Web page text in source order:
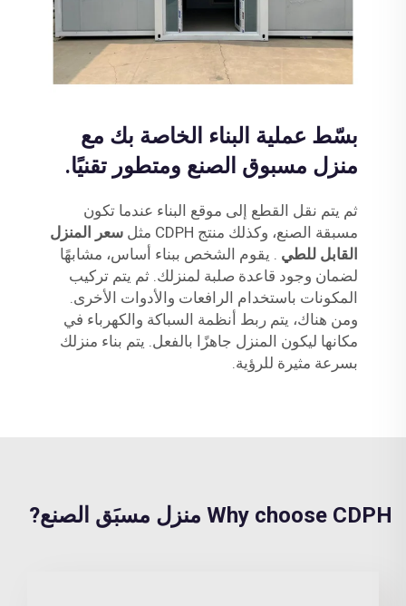
بسّط عملية البناء الخاصة بك مع
منزل مسبوق الصنع ومتطور تقنيًا.
ثم يتم نقل القطع إلى موقع البناء عندما تكون
مسبقة الصنع، وكذلك منتج CDPH مثل
سعر المنزل
القابل للطي . يقوم الشخص ببناء أساس، مشابهًا
لضمان وجود قاعدة صلبة لمنزلك. ثم يتم تركيب
المكونات باستخدام الرافعات والأدوات الأخرى.
ومن هناك، يتم ربط أنظمة السباكة والكهرباء في
مكانها ليكون المنزل جاهزًا بالفعل. يتم بناء منزلك
بسرعة مثيرة للرؤية.
Why choose CDPH منزل مسبَق الصنع?